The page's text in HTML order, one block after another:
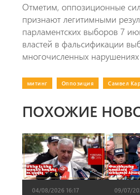
Отметим, оппозиционные
признают легитимными
парламентских выборов 7
властей в фальсификации
многочисленных
митинг Оппозиция Самвел
ПОХОЖИЕ
04/08/2026 16:17
09/07/